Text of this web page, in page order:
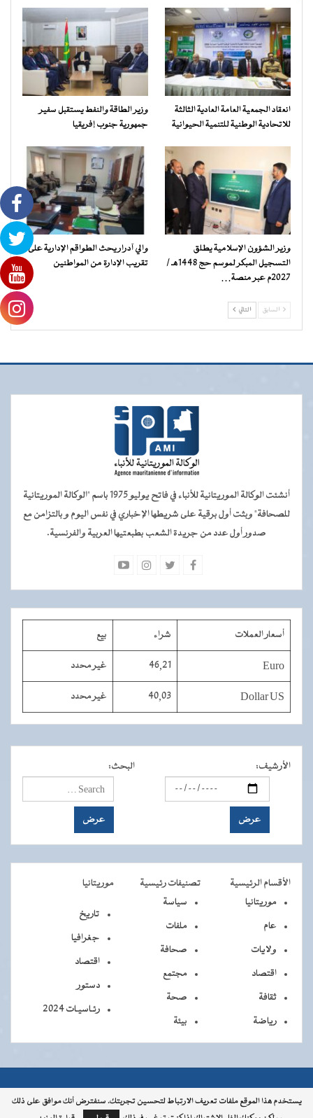
انعقاد الجمعية العامة العادية الثالثة
للاتحادية الوطنية للتنمية الحيوانية
وزير الطاقة والنفط يستقبل سفير
جمهورية جنوب إفريقيا
وزير الشؤون الإسلامية يطلق
التسجيل المبكر لموسم حج 1448هـ /
2027م عبر منصة…
والي آدرار يحث الطواقم الإدارية على
تقريب الإدارة من المواطنين
السابق التالي
أنشئت الوكالة الموريتانية للأنباء في فاتح يوليو 1975 باسم "الوكالة الموريتانية
للصحافة" وبثت أول برقية على شريطها الإخباري في نفس اليوم و بالتزامن مع
صدور أول عدد من جريدة الشعب بطبعتيها العربية والفرنسية.
أسعار العملات شراء بيع
Euro
46,21 غير محدد
Dollar US
40,03 غير محدد
الأرشيف: البحث:
الأقسام الرئيسية تصنيفات رئيسية
موريتانيا
موريتانيا
عام
ولايات
اقتصاد
ثقافة
رياضة
سياسة
ملفات
صحافة
مجتمع
صحة
بيئة
تاريخ
جغرافيا
اقتصاد
دستور
رئـاسيـات 2024
جميــــع جميع الحقوق محفوظة © 2026 - الوكالة الموريتانية للأنباء
يستخدم هذا الموقع ملفات تعريف الارتباط لتحسين تجربتك. سنفترض أنك موافق على ذلك